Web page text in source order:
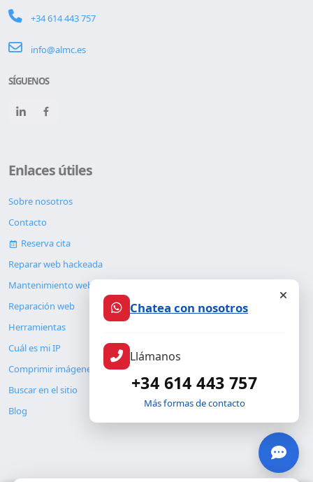
+34 614 443 757
info@almc.es
SÍGUENOS
Enlaces útiles
Sobre nosotros
Contacto
Reserva cita
Reparar web hackeada
Mantenimiento web
Reparación web
Herramientas
Cuál es mi IP
Comprimir imágenes
Buscar en el sitio
Blog
Chatea con nosotros
Llámanos
+34 614 443 757
Más formas de contacto